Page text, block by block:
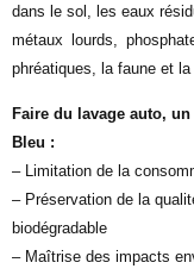
dans le sol, les eaux
métaux lourds,
phréatiques, la faune et
Faire du lavage auto,
Bleu :
– Limitation de la
– Préservation de la
biodégradable
– Maîtrise des impacts